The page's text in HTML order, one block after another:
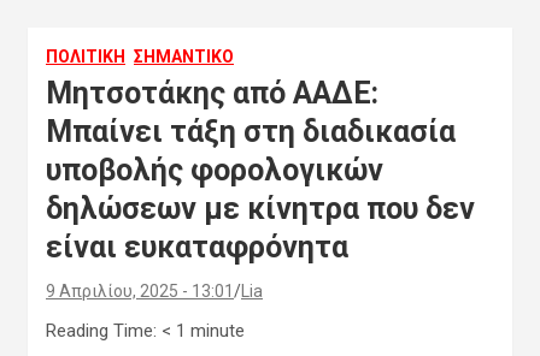
ΠΟΛΙΤΙΚΗ ΣΗΜΑΝΤΙΚΟ
Μητσοτάκης από ΑΑΔΕ:
Μπαίνει τάξη στη διαδικασία
υποβολής φορολογικών
δηλώσεων με κίνητρα που δεν
είναι ευκαταφρόνητα
9 Απριλίου, 2025 - 13:01 Lia
Reading Time: < 1 minute